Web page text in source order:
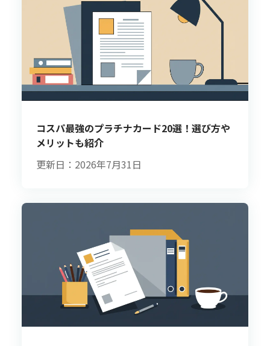
コスパ最強のプラチナカード20選！選び方や
メリットも紹介
更新日：2026年7月31日